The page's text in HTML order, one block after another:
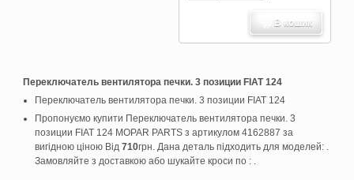
Переключатель вентилятора печки. 3 позиции FIAT 124
Переключатель вентилятора печки. 3 позиции FIAT 124
Пропонуємо купити Переключатель вентилятора печки. 3
позиции FIAT 124 MOPAR PARTS з артикулом 4162887 за
вигідною ціною Від 710грн. Дана деталь підходить для моделей: .
Замовляйте з доставкою або шукайте кроси по : .
В кошик